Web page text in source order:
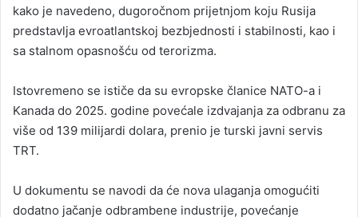
kako je navedeno, dugoročnom prijetnjom koju Rusija
predstavlja evroatlantskoj bezbjednosti i stabilnosti, kao i
sa stalnom opasnošću od terorizma.
Istovremeno se ističe da su evropske članice NATO-a i
Kanada do 2025. godine povećale izdvajanja za odbranu za
više od 139 milijardi dolara, prenio je turski javni servis
TRT.
U dokumentu se navodi da će nova ulaganja omogućiti
dodatno jačanje odbrambene industrije, povećanje